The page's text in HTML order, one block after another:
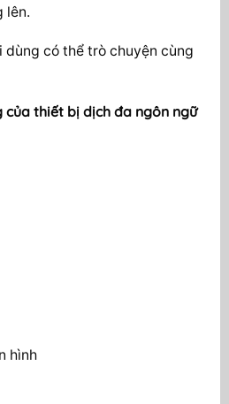
lên.
dùng có thể trò chuyện cùng
của thiết bị dịch đa ngôn ngữ
hình